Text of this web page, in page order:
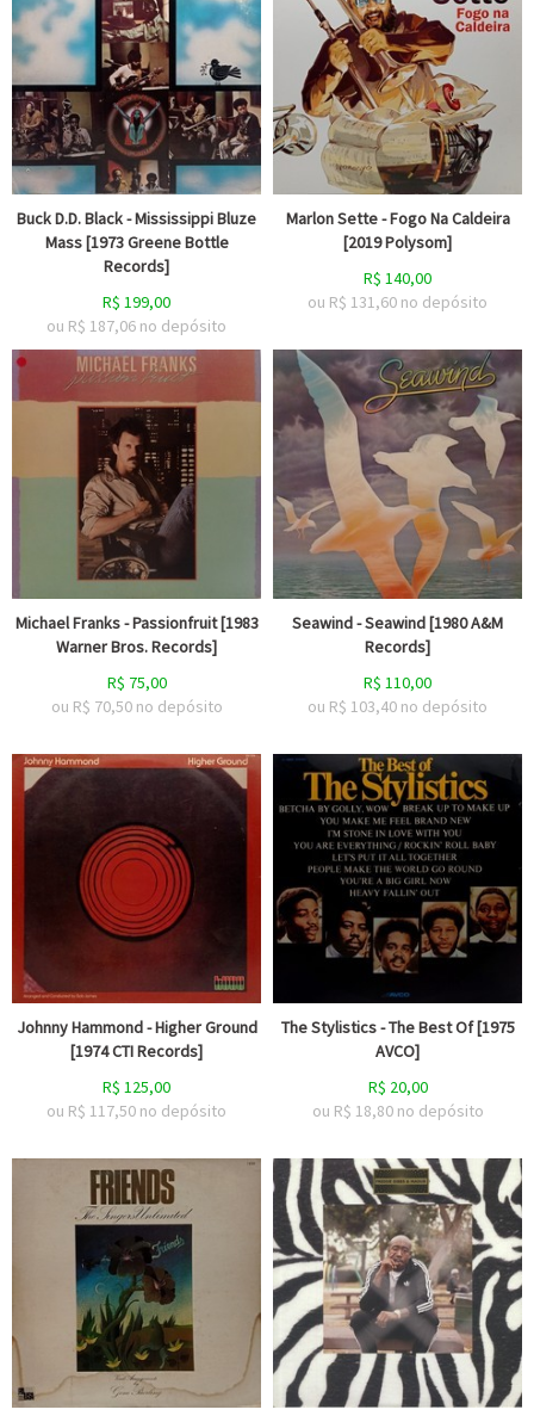
Buck D.D. Black - Mississippi Bluze
Mass [1973 Greene Bottle
Records]
R$ 199,00
ou R$ 187,06 no depósito
Marlon Sette - Fogo Na Caldeira
[2019 Polysom]
R$ 140,00
ou R$ 131,60 no depósito
Michael Franks - Passionfruit [1983
Warner Bros. Records]
R$ 75,00
ou R$ 70,50 no depósito
Seawind - Seawind [1980 A&M
Records]
R$ 110,00
ou R$ 103,40 no depósito
Johnny Hammond - Higher Ground
[1974 CTI Records]
R$ 125,00
ou R$ 117,50 no depósito
The Stylistics - The Best Of [1975
AVCO]
R$ 20,00
ou R$ 18,80 no depósito